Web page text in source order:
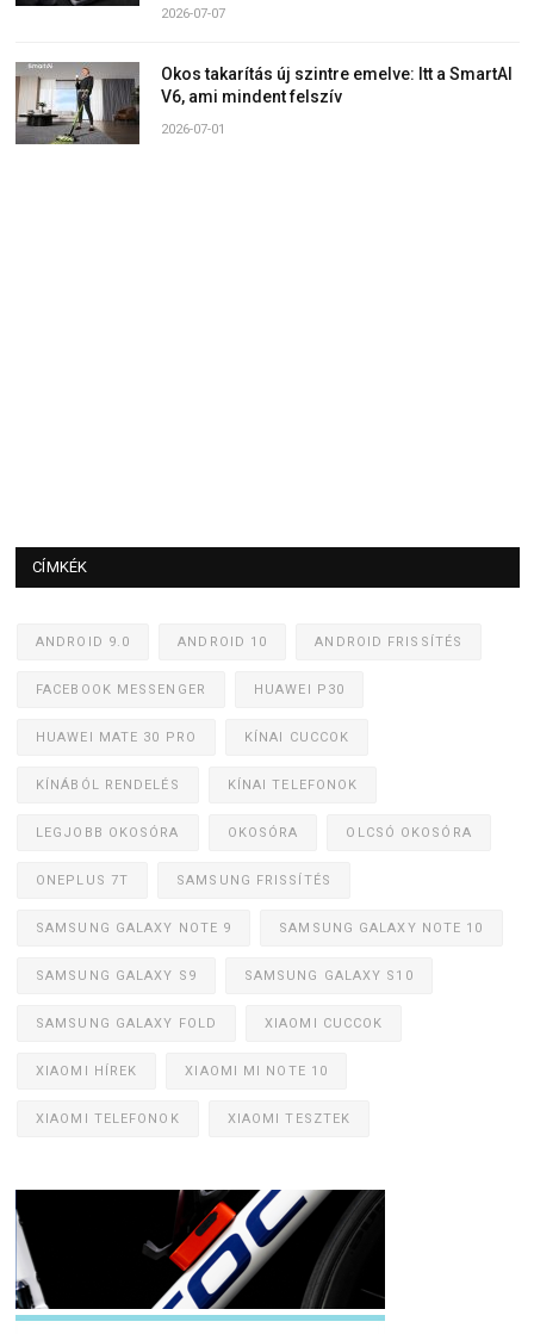
2026-07-07
Okos takarítás új szintre emelve: Itt a SmartAI
V6, ami mindent felszív
2026-07-01
CÍMKÉK
ANDROID 9.0 ANDROID 10 ANDROID FRISSÍTÉS
FACEBOOK MESSENGER HUAWEI P30
HUAWEI MATE 30 PRO KÍNAI CUCCOK
KÍNÁBÓL RENDELÉS KÍNAI TELEFONOK
LEGJOBB OKOSÓRA OKOSÓRA OLCSÓ OKOSÓRA
ONEPLUS 7T SAMSUNG FRISSÍTÉS
SAMSUNG GALAXY NOTE 9 SAMSUNG GALAXY NOTE 10
SAMSUNG GALAXY S9 SAMSUNG GALAXY S10
SAMSUNG GALAXY FOLD XIAOMI CUCCOK
XIAOMI HÍREK XIAOMI MI NOTE 10
XIAOMI TELEFONOK XIAOMI TESZTEK